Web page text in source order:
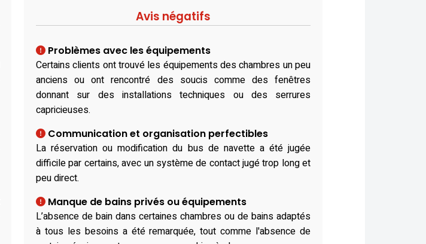
Avis négatifs
Problèmes avec les équipements
Certains clients ont trouvé les équipements des chambres un peu
anciens ou ont rencontré des soucis comme des fenêtres
donnant sur des installations techniques ou des serrures
capricieuses.
Communication et organisation perfectibles
La réservation ou modification du bus de navette a été jugée
difficile par certains, avec un système de contact jugé trop long et
peu direct.
Manque de bains privés ou équipements
L’absence de bain dans certaines chambres ou de bains adaptés
à tous les besoins a été remarquée, tout comme l'absence de